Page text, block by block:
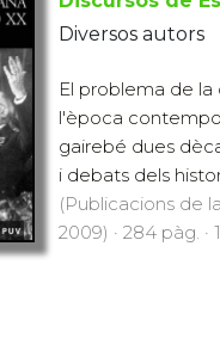
Diversos autors
El problema de
l'època
gairebé dues
i debats dels
(Publicacions de
2009) · 284 pàg. ·